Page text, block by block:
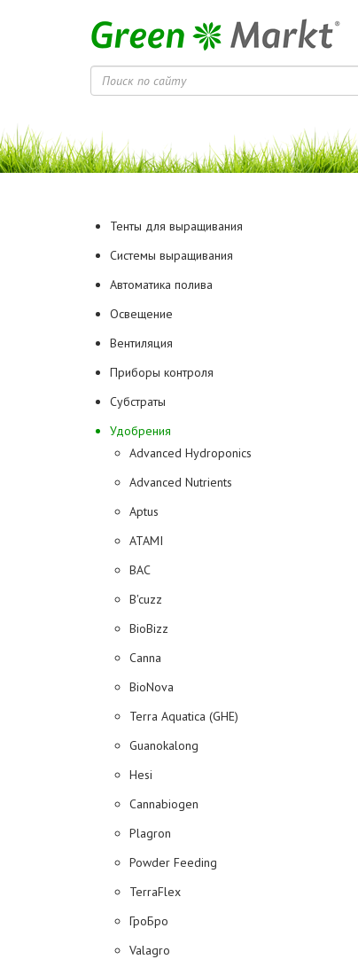
Тенты для выращивания
Системы выращивания
Автоматика полива
Освещение
Вентиляция
Приборы контроля
Субстраты
Удобрения
Advanced Hydroponics
Advanced Nutrients
Aptus
ATAMI
BAC
B'cuzz
BioBizz
Canna
BioNova
Terra Aquatica (GHE)
Guanokalong
Hesi
Cannabiogen
Plagron
Powder Feeding
TerraFlex
ГроБро
Valagro